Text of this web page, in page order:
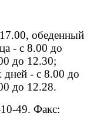
обеденный
- с 8.00 до
до 12.30;
дней - с 8.00 до
до 12.28.
49. Факс: